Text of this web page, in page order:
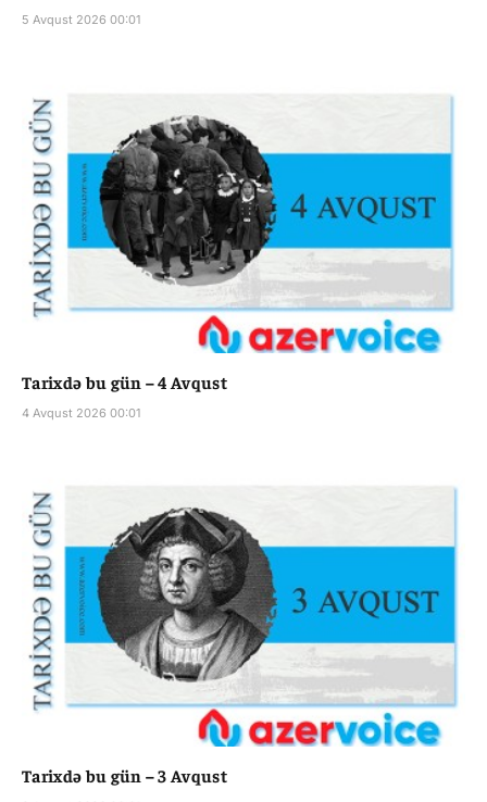
5 Avqust 2026 00:01
Tarixdə bu gün – 4 Avqust
4 Avqust 2026 00:01
Tarixdə bu gün – 3 Avqust